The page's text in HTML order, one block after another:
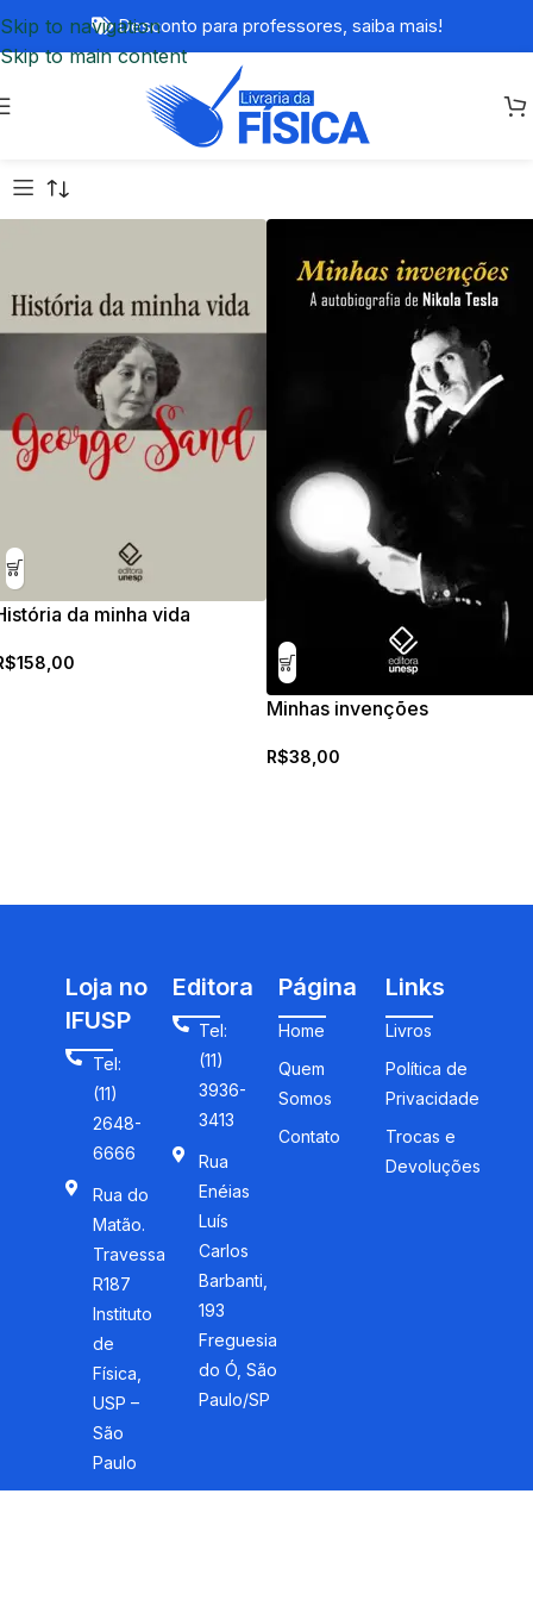
Skip to navigation
Skip to main content
Desconto para professores, saiba mais!
da minha vida
158,00
Minhas invenções
R$38,00
Loja no
IFUSP
Tel:
(11)
2648-
6666
Rua do
Matão.
Travessa
R187
Instituto
de
Física,
USP –
São
Paulo
Editora
Tel:
(11)
3936-
3413
Rua
Enéias
Luís
Carlos
Barbanti,
193
Freguesia
do Ó, São
Paulo/SP
Página
Home
Quem
Somos
Contato
Links
Livros
Política de
Privacidade
Trocas e
Devoluções